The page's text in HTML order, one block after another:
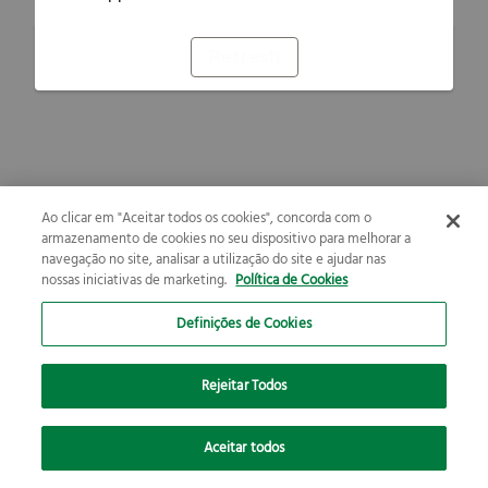
Ao clicar em "Aceitar todos os cookies", concorda com o
armazenamento de cookies no seu dispositivo para melhorar a
navegação no site, analisar a utilização do site e ajudar nas
nossas iniciativas de marketing. Política de Cookies
Definições de Cookies
Rejeitar Todos
Aceitar todos